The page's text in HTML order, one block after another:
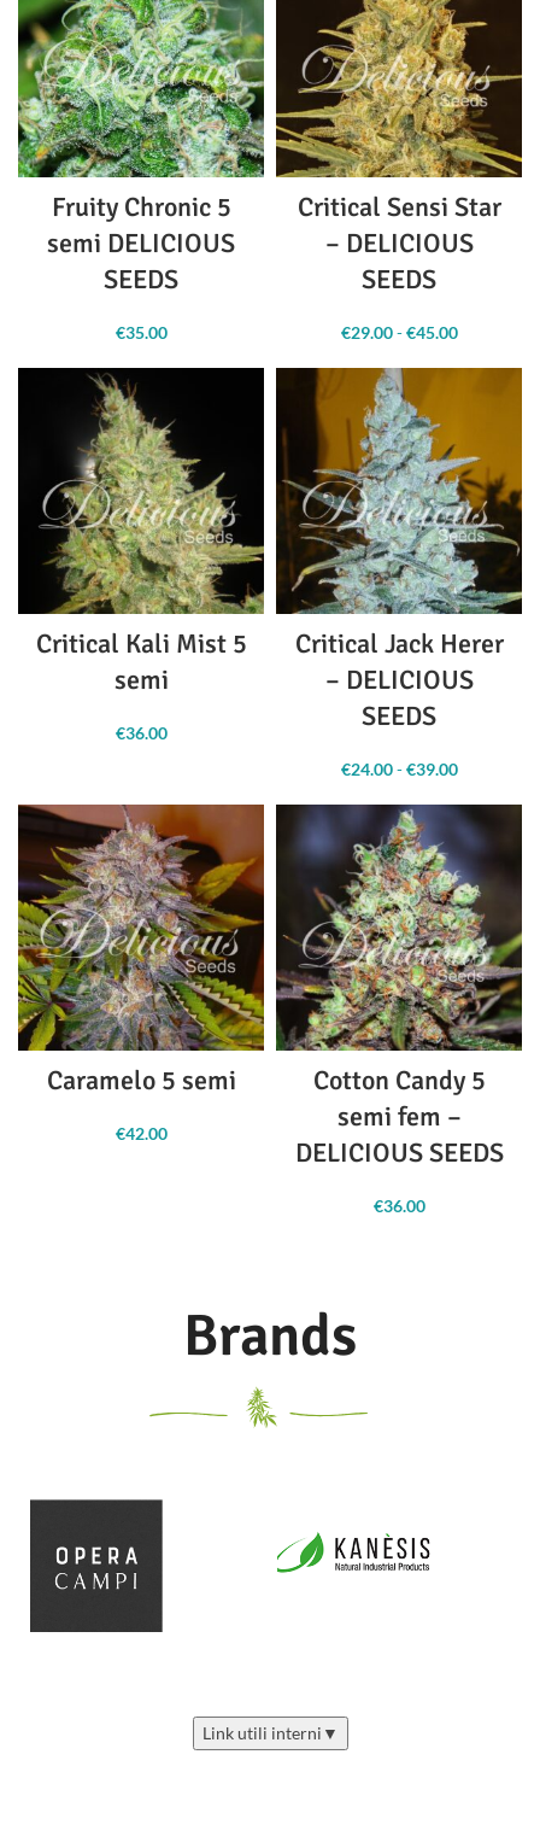
Fruity Chronic 5
semi DELICIOUS
SEEDS
€35.00
Critical Sensi Star
– DELICIOUS
SEEDS
€29.00 - €45.00
Critical Kali Mist 5
semi
€36.00
Critical Jack Herer
– DELICIOUS
SEEDS
€24.00 - €39.00
prezzo:
da
€24.00 a
€39.00
Caramelo 5 semi
€42.00
Cotton Candy 5
semi fem –
DELICIOUS SEEDS
€36.00
Brands
Link utili interni ▼